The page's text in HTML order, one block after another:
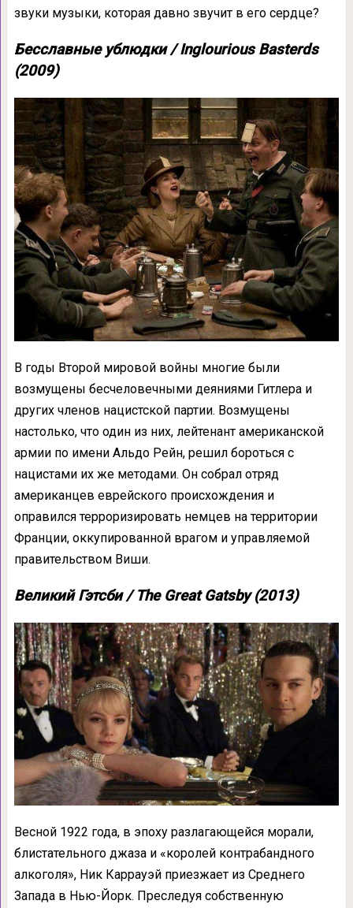
звуки музыки, которая давно звучит в его сердце?
Бесславные ублюдки / Inglourious Basterds
(2009)
В годы Второй мировой войны многие были
возмущены бесчеловечными деяниями Гитлера и
других членов нацистской партии. Возмущены
настолько, что один из них, лейтенант американской
армии по имени Альдо Рейн, решил бороться с
нацистами их же методами. Он собрал отряд
американцев еврейского происхождения и
оправился терроризировать немцев на территории
Франции, оккупированной врагом и управляемой
правительством Виши.
Великий Гэтсби / The Great Gatsby (2013)
Весной 1922 года, в эпоху разлагающейся морали,
блистательного джаза и «королей контрабандного
алкоголя», Ник Каррауэй приезжает из Среднего
Запада в Нью-Йорк. Преследуя собственную